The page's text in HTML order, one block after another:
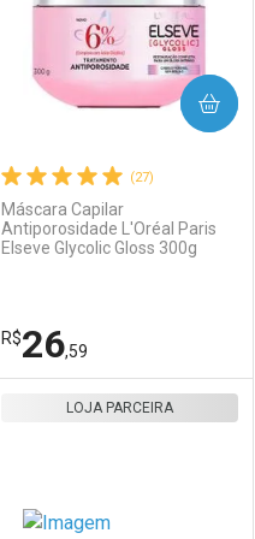
(27)
Máscara Capilar
Antiporosidade L'Oréal Paris
Elseve Glycolic Gloss 300g
R$26,59
COMPRAR
LOJA PARCEIRA